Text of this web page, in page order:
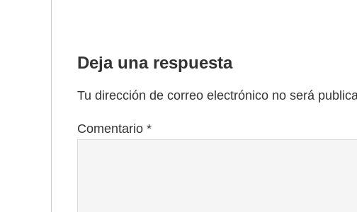
Deja una respuesta
Tu dirección de correo electrónico no será
Comentario *